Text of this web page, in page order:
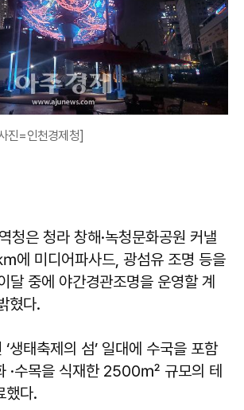
진=인천경제청]
청은 청라 창해·녹청문화공원 커낼
에 미디어파사드, 광섬유 조명 등을
달 중에 야간경관조명을 운영할 계
혔다.
생태축제의 섬’ 일대에 수국을 포함
·수목을 식재한 2500㎡ 규모의 테
했다.